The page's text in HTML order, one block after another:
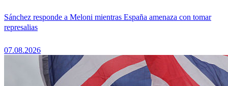
Sánchez responde a Meloni mientras España amenaza con tomar
represalias
07.08.2026